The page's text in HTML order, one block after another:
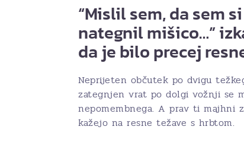
“Mislil sem, da sem
nategnil mišico…”
da je bilo precej
Neprijeten občutek po dvigu
zategnjen vrat po dolgi vožnji se
nepomembnega. A prav ti majhni
kažejo na resne težave s hrbtom.